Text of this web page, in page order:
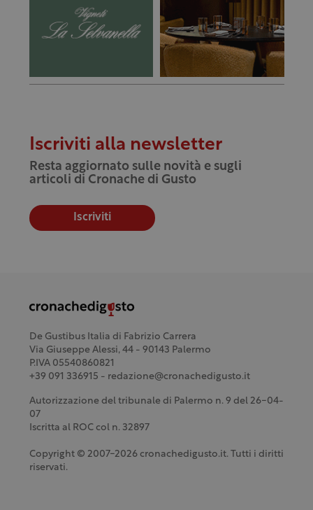
Iscriviti alla newsletter
Resta aggiornato sulle novità e sugli
articoli di Cronache di Gusto
Iscriviti
De Gustibus Italia di Fabrizio Carrera
Via Giuseppe Alessi, 44 - 90143 Palermo
P.IVA 05540860821
+39 091 336915 - redazione@cronachedigusto.it
Autorizzazione del tribunale di Palermo n. 9 del 26-04-
07
Iscritta al ROC col n. 32897
Copyright © 2007-2026 cronachedigusto.it. Tutti i diritti
riservati.